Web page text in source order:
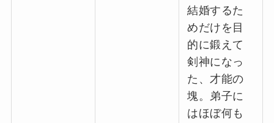
結婚するた
めだけを目
的に鍛えて
剣神になっ
た、才能の
塊。弟子に
はほぼ何も